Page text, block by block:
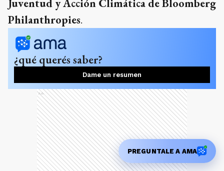
Juventud y Acción Climática de Bloomberg
Philanthropies.
¿qué querés saber?
Dame un resumen
Ads
PREGUNTALE A AMA